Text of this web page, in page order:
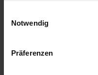
Notwendig
Präferenzen
Das Funksystem WMS